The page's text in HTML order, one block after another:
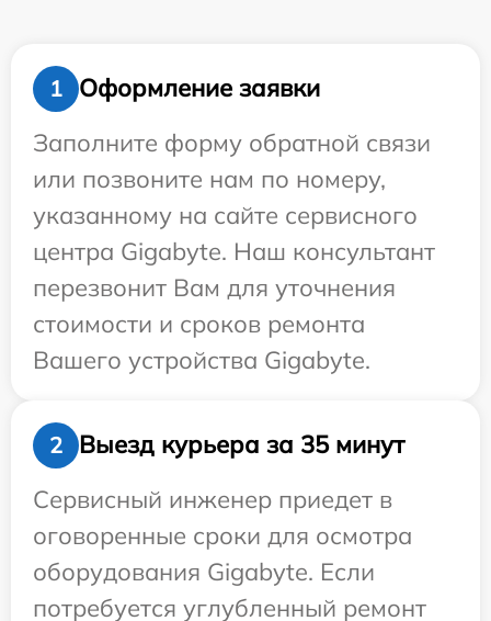
1
Оформление заявки
Заполните форму обратной связи
или позвоните нам по номеру,
указанному на сайте сервисного
центра Gigabyte. Наш консультант
перезвонит Вам для уточнения
стоимости и сроков ремонта
Вашего устройства Gigabyte.
2
Выезд курьера за 35 минут
Сервисный инженер приедет в
оговоренные сроки для осмотра
оборудования Gigabyte. Если
потребуется углубленный ремонт